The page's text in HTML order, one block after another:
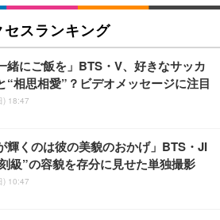
セスランキング
緒にご飯を」BTS・V、好きなサッカ
“相思相愛”？ビデオメッセージに注目
) 18:47
輝くのは彼の美貌のおかげ」BTS・JI
級”の容貌を存分に見せた単独撮影
) 10:47